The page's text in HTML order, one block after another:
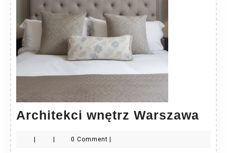
Architekci wnętrz Warszawa
0 Comment